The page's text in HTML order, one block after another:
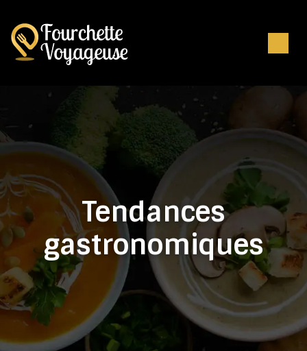
Tendances
gastronomiques